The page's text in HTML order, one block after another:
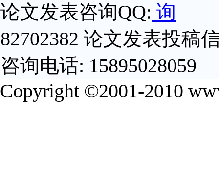
论文发表咨询QQ:
82702382 论文发表投稿
咨询电话: 15895028059
Copyright ©2001-2010